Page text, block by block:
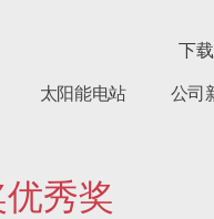
太阳能电站 公司
下
秀奖